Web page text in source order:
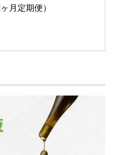
月定期便）